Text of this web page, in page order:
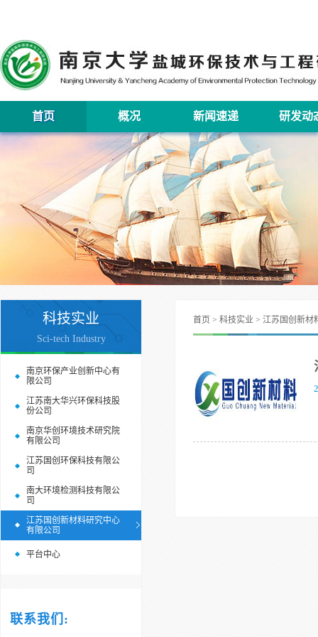
首页 概况 新闻速递 研发动
科技实业
Sci-tech Industry
南京环保产业创新中心有
限公司
江苏南大华兴环保科技股
份公司
南京华创环境技术研究院
有限公司
江苏国创环保科技有限公
司
南大环境检测科技有限公
司
江苏国创新材料研究中心
有限公司
平台中心
联系我们:
首页 > 科技实业 > 江苏国创新材